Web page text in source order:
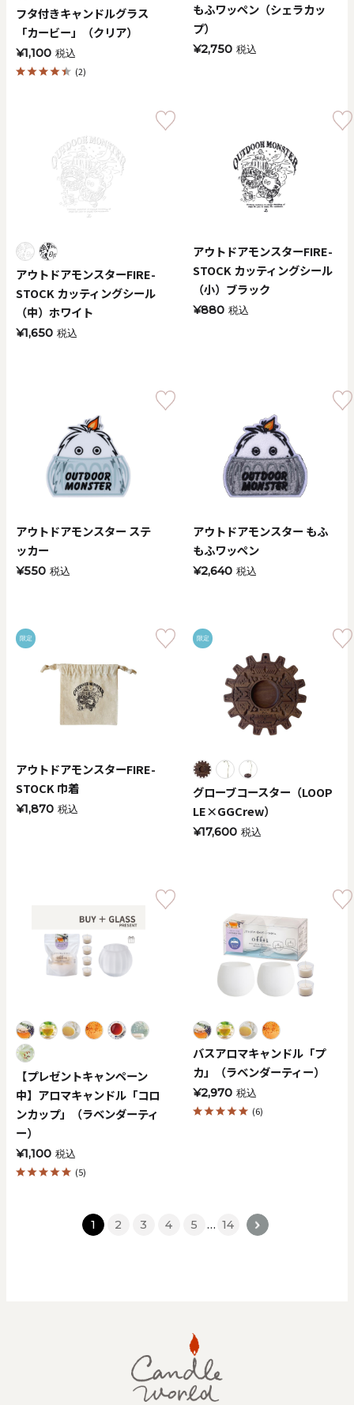
フタ付きキャンドルグラス
「カービー」（クリア）
¥1,100 税込
(2)
もふワッペン（シェラカッ
プ）
¥2,750 税込
アウトドアモンスターFIRE-
STOCK カッティングシール
（中）ホワイト
¥1,650 税込
アウトドアモンスターFIRE-
STOCK カッティングシール
（小）ブラック
¥880 税込
アウトドアモンスター ステ
ッカー
¥550 税込
アウトドアモンスター もふ
もふワッペン
¥2,640 税込
限定
アウトドアモンスターFIRE-
STOCK 巾着
¥1,870 税込
限定
グローブコースター（LOOP
LE×GGCrew）
¥17,600 税込
【プレゼントキャンペーン
中】アロマキャンドル「コロ
ンカップ」（ラベンダーティ
ー）
¥1,100 税込
(5)
バスアロマキャンドル「プ
カ」（ラベンダーティー）
¥2,970 税込
(6)
1 2 3 4 5 … 14 >